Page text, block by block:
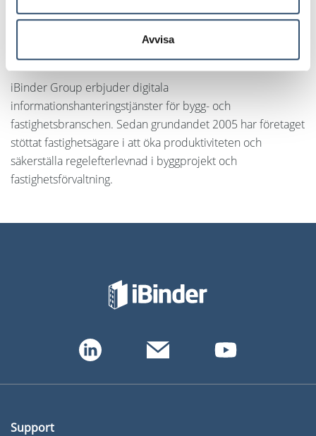
Avvisa
Om iBinder Group
iBinder Group erbjuder digitala
informationshanteringstjänster för bygg- och
fastighetsbranschen. Sedan grundandet 2005 har företaget
stöttat fastighetsägare i att öka produktiviteten och
säkerställa regelefterlevnad i byggprojekt och
fastighetsförvaltning.
Support